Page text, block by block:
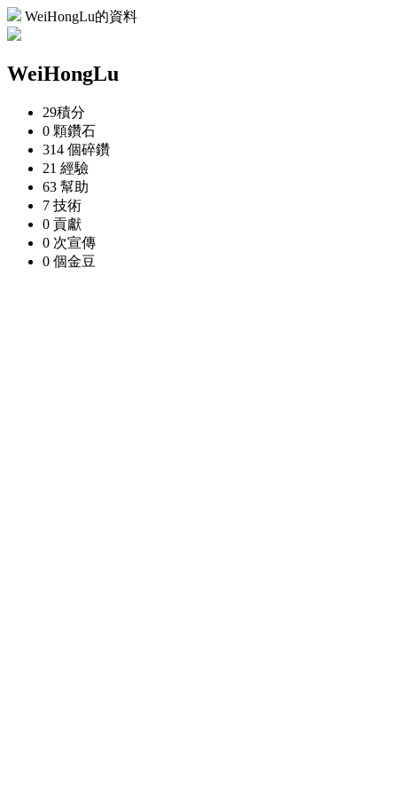
WeiHongLu的資料
WeiHongLu
29積分
0 顆鑽石
314 個碎鑽
21 經驗
63 幫助
7 技術
0 貢獻
0 次宣傳
0 個金豆